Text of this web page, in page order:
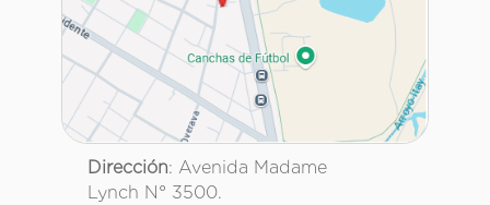
Dirección: Avenida Madame
Lynch N° 3500.